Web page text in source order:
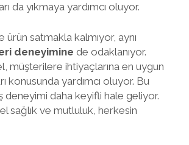
da yıkmaya yardımcı oluyor.
satmakla kalmıyor, aynı
deneyimine de odaklanıyor.
müşterilere ihtiyaçlarına en uygun
konusunda yardımcı oluyor. Bu
deneyimi daha keyifli hale geliyor.
sağlık ve mutluluk, herkesin